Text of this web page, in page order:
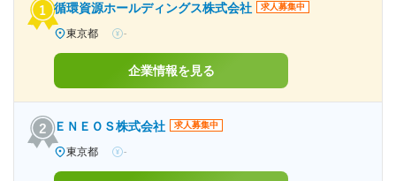
循環資源ホールディングス株式会社 求人募集中
東京都 -
企業情報を見る
ＥＮＥＯＳ株式会社 求人募集中
東京都 -